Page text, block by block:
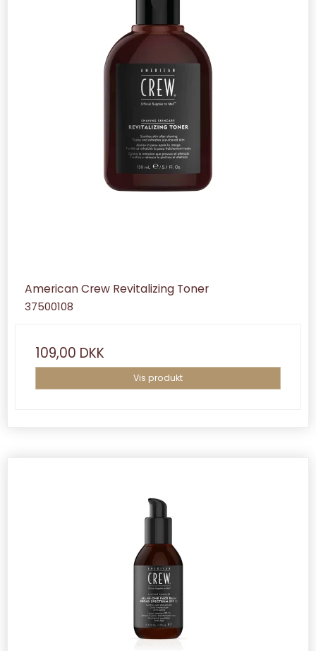
American Crew Revitalizing Toner
37500108
109,00 DKK
Vis produkt